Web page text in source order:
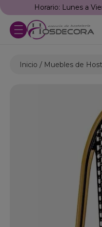
Horario: Lunes a
Inicio Muebles de